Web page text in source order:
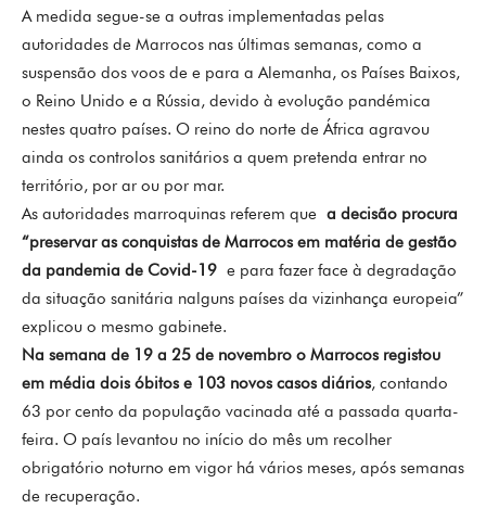
A medida segue-se a outras implementadas pelas
autoridades de Marrocos nas últimas semanas, como a
suspensão dos voos de e para a Alemanha, os Países Baixos,
o Reino Unido e a Rússia, devido à evolução pandémica
nestes quatro países. O reino do norte de África agravou
ainda os controlos sanitários a quem pretenda entrar no
território, por ar ou por mar.
As autoridades marroquinas referem que a decisão procura
“preservar as conquistas de Marrocos em matéria de gestão
da pandemia de Covid-19 e para fazer face à degradação
da situação sanitária nalguns países da vizinhança europeia”
explicou o mesmo gabinete.
Na semana de 19 a 25 de novembro o Marrocos registou
em média dois óbitos e 103 novos casos diários, contando
63 por cento da população vacinada até a passada quarta-
feira. O país levantou no início do mês um recolher
obrigatório noturno em vigor há vários meses, após semanas
de recuperação.